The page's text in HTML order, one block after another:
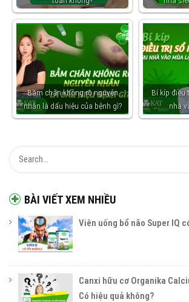
BÀI VIẾT XEM NHIỀU
Viên uống bổ não Super IQ
Canxi hữu cơ Organika
Có hiệu quả không?
Bầm chân không rõ nguyên
nhân là dấu hiệu của bệnh gì?
Bí kíp điều
nhà